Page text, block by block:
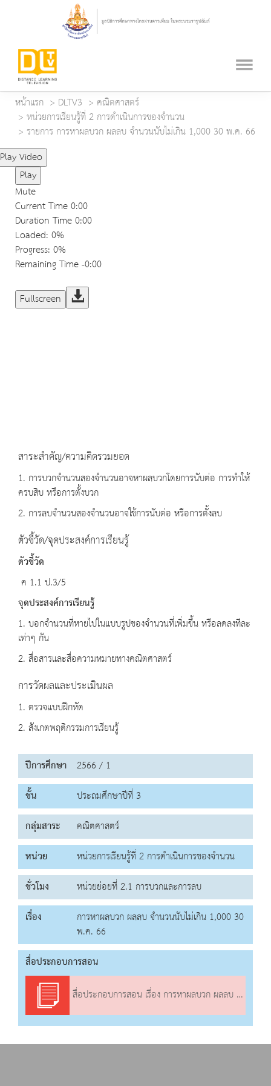
หน้าแรก DLTV3
คณิตศาสตร์
หน่วยการเรียนรู้ที่ 2 การดำเนินการของจำนวน
รายการ การหาผลบวก ผลลบ จำนวนนับไม่เกิน 1,000 30 พ.ค. 66
Play Video
Play
Mute
Current Time0:00
Duration Time0:00
Loaded: 0%
Progress: 0%
Remaining Time-0:00
Fullscreen
สาระสำคัญ/ความคิดรวมยอด
1. การบวกจำนวนสองจำนวนอาจหาผลบวกโดยการนับต่อ การทำให้
ครบสิบ หรือการตั้งบวก
2. การลบจำนวนสองจำนวนอาจใช้การนับต่อ หรือการตั้งลบ
ตัวชี้วัด/จุดประสงค์การเรียนรู้
ตัวชี้วัด
ค 1.1 ป.3/5
จุดประสงค์การเรียนรู้
1. บอกจำนวนที่หายไปในแบบรูปของจำนวนที่เพิ่มขึ้น หรือลดลงทีละ
เท่าๆ กัน
2. สื่อสารและสื่อความหมายทางคณิตศาสตร์
การวัดผลและประเมินผล
1. ตรวจแบบฝึกหัด
2. สังเกตพฤติกรรมการเรียนรู้
ปีการศึกษา 2566 / 1
ชั้น
ประถมศึกษาปีที่ 3
กลุ่มสาระ
คณิตศาสตร์
หน่วย
หน่วยการเรียนรู้ที่ 2 การดำเนินการของจำนวน
ชั่วโมง
หน่วยย่อยที่ 2.1 การบวกและการลบ
เรื่อง
การหาผลบวก ผลลบ จำนวนนับไม่เกิน 1,000 30
พ.ค. 66
สื่อประกอบการสอน
สื่อประกอบการสอน เรื่อง การหาผลบวก ผลลบ จำนวนนับไม่เกิน 1,000